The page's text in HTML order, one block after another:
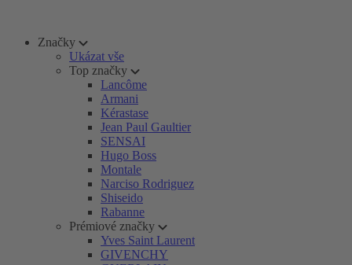
Značky
Ukázat vše
Top značky
Lancôme
Armani
Kérastase
Jean Paul Gaultier
SENSAI
Hugo Boss
Montale
Narciso Rodriguez
Shiseido
Rabanne
Prémiové značky
Yves Saint Laurent
GIVENCHY